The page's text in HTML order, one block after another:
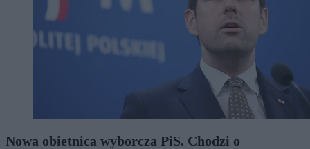
Nowa obietnica wyborcza PiS. Chodzi o